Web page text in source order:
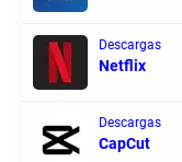
Descargas
Netflix
Descargas
CapCut